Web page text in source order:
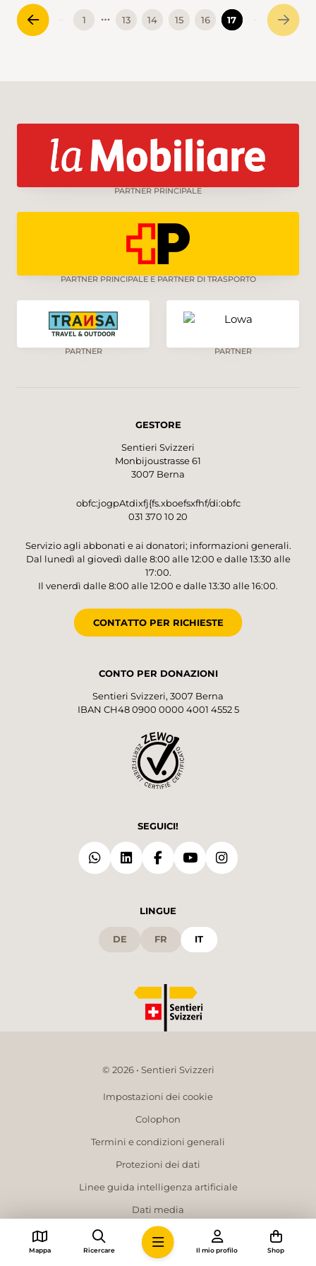
1 … 13 14 15 16 17
PARTNER PRINCIPALE
PARTNER PRINCIPALE E PARTNER DI TRASPORTO
PARTNER PARTNER
GESTORE
Sentieri Svizzeri
Monbijoustrasse 61
3007 Berna
obfc:jogpAtdixfj{fs.xboefsxfhf/di:obfc
031 370 10 20
Servizio agli abbonati e ai donatori; informazioni generali.
Dal lunedì al giovedì dalle 8:00 alle 12:00 e dalle 13:30 alle
17:00.
Il venerdì dalle 8:00 alle 12:00 e dalle 13:30 alle 16:00.
CONTATTO PER RICHIESTE
CONTO PER DONAZIONI
Sentieri Svizzeri, 3007 Berna
IBAN CH48 0900 0000 4001 4552 5
SEGUICI!
LINGUE
DE FR IT
© 2026 • Sentieri Svizzeri
Impostazioni dei cookie
Colophon
Termini e condizioni generali
Protezioni dei dati
Linee guida intelligenza artificiale
Dati media
Mappa Ricercare Il mio profilo Shop